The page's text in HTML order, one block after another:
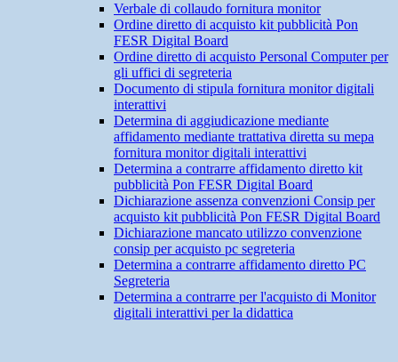
Verbale di collaudo fornitura monitor
Ordine diretto di acquisto kit pubblicità Pon
FESR Digital Board
Ordine diretto di acquisto Personal Computer per
gli uffici di segreteria
Documento di stipula fornitura monitor digitali
interattivi
Determina di aggiudicazione mediante
affidamento mediante trattativa diretta su mepa
fornitura monitor digitali interattivi
Determina a contrarre affidamento diretto kit
pubblicità Pon FESR Digital Board
Dichiarazione assenza convenzioni Consip per
acquisto kit pubblicità Pon FESR Digital Board
Dichiarazione mancato utilizzo convenzione
consip per acquisto pc segreteria
Determina a contrarre affidamento diretto PC
Segreteria
Determina a contrarre per l'acquisto di Monitor
digitali interattivi per la didattica